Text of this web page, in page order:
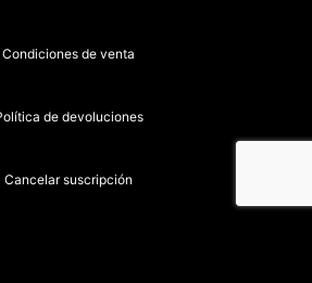
Condiciones de venta
de devoluciones
Cancelar suscripción